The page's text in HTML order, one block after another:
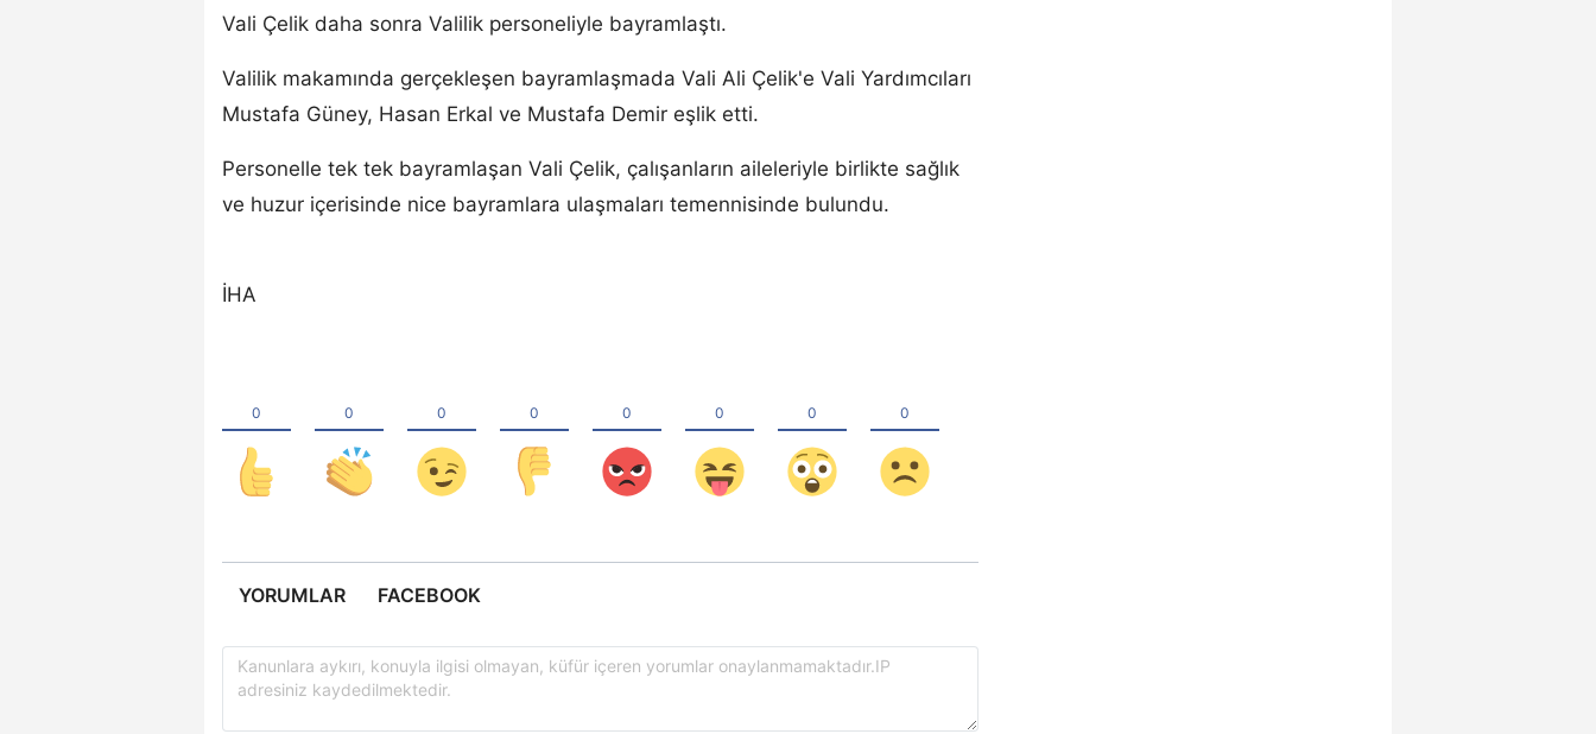
Vali Çelik daha sonra Valilik personeliyle bayramlaştı.
Valilik makamında gerçekleşen bayramlaşmada Vali Ali Çelik'e Vali Yardımcıları
Mustafa Güney, Hasan Erkal ve Mustafa Demir eşlik etti.
Personelle tek tek bayramlaşan Vali Çelik, çalışanların aileleriyle birlikte sağlık
ve huzur içerisinde nice bayramlara ulaşmaları temennisinde bulundu.
İHA
YORUMLAR FACEBOOK